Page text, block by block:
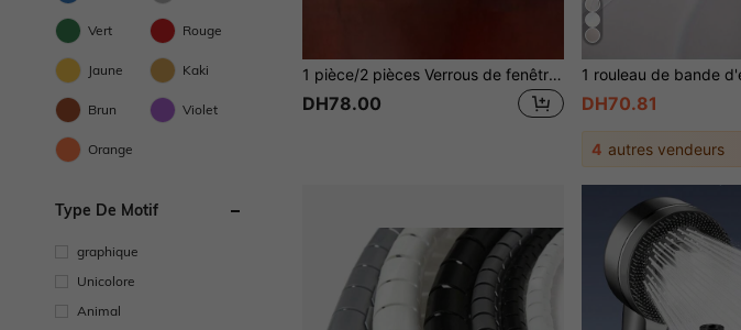
Vert Rouge
Jaune Kaki
Brun Violet
Orange
Type De Motif
graphique
Unicolore
Animal
1 pièce/2 pièces Verrous de fenêtre coulissante, serrure de de fenêtre réglable, butées de fenêtre en aluminium avec clé, pinces de verrouillage de fenêtre pour portes de fenêtre coulissantes horizontales
DH78.00 DH70.81
4 autres vendeurs